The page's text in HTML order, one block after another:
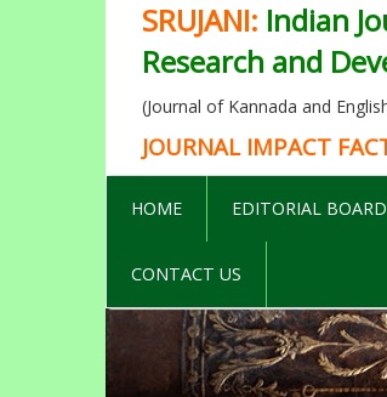
SRUJANI: Indian
Research and
(Journal of Kannada and
JOURNAL IMPACT
HOME EDITORIAL BOARD
CONTACT US